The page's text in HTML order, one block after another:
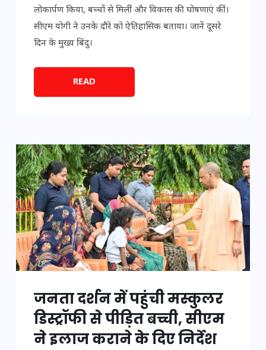
लोकार्पण किया, बच्चों से मिलीं और विकास की घोषणाएं कीं।
सीएम योगी ने उनके दौरे को ऐतिहासिक बताया। जानें दूसरे
दिन के मुख्य बिंदु।
READ
जनता दर्शन में पहुंची मस्कुलर
डिस्ट्रॉफी से पीड़ित बच्ची, सीएम
ने इलाज कराने के दिए निर्देश